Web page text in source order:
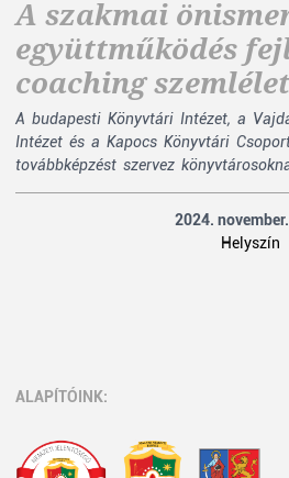
A szakmai
együttműködés
coaching
A budapesti Könyvtári Intézet, a
Intézet és a Kapocs Könyvtári
továbbképzést szervez
2024.
Helyszín
ALAPÍTÓINK: